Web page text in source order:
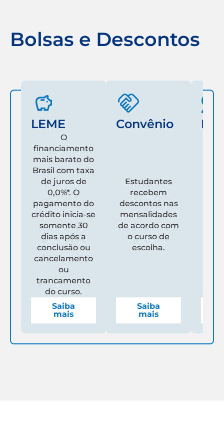
Bolsas e Descontos
LEME
O
financiamento
mais barato do
Brasil com taxa
de juros de
0,0%*. O
pagamento do
crédito inicia-se
somente 30
dias após a
conclusão ou
cancelamento
ou
trancamento
do curso.
Saiba
mais
Convênio
Estudantes
recebem
descontos nas
mensalidades
de acordo com
o curso de
escolha.
Saiba
mais